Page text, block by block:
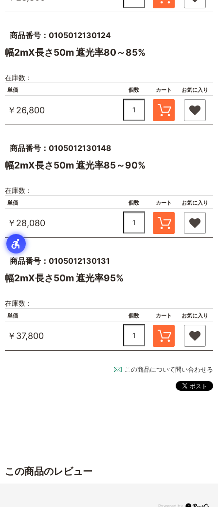
商品番号：0105012130124
幅2mX長さ50m 遮光率80～85%
在庫数：
単価 個数 カート お気に入り
￥26,800
商品番号：0105012130148
幅2mX長さ50m 遮光率85～90%
在庫数：
単価 個数 カート お気に入り
￥28,080
商品番号：0105012130131
幅2mX長さ50m 遮光率95%
在庫数：
単価 個数 カート お気に入り
￥37,800
この商品について問い合わせる
この商品のレビュー